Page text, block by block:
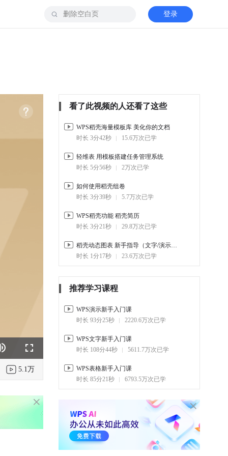
登录
Fullscreen
5.1万
看了此视频的人还看了这些
WPS稻壳海量模板库 美化你的文档
时长 3分42秒
15.6万次已学
轻维表 用模板搭建任务管理系统
时长 5分56秒
2万次已学
如何使用稻壳组卷
时长 3分39秒
5.7万次已学
WPS稻壳功能 稻壳简历
时长 3分21秒
29.8万次已学
稻壳动态图表 新手指导（文字/演示组件）
时长 1分17秒
23.6万次已学
推荐学习课程
WPS演示新手入门课
时长 93分25秒
2220.6万次已学
WPS文字新手入门课
时长 108分44秒
5611.7万次已学
WPS表格新手入门课
时长 85分21秒
6793.5万次已学